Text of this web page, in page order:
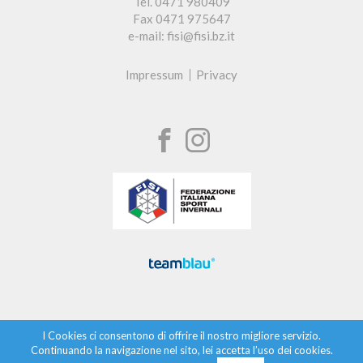
Fax 0471 975647
e-mail: fisi@fisi.bz.it
Impressum Privacy
I Cookies ci consentono di offrire il nostro migliore servizio.
Continuando la navigazione nel sito, lei accetta l’uso dei cookies.